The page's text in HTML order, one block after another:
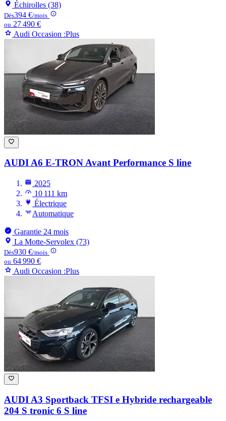
Échirolles (38)
Dès394 €/mois
ou 27 490 €
Audi Occasion :Plus
AUDI A6 E-TRONAvant Performance S line
2025
10 111 km
Électrique
Automatique
Garantie 24 mois
La Motte-Servolex (73)
Dès930 €/mois
ou 64 990 €
Audi Occasion :Plus
AUDI A3 Sportback TFSI e Hybride rechargeable
204 S tronic 6 S line